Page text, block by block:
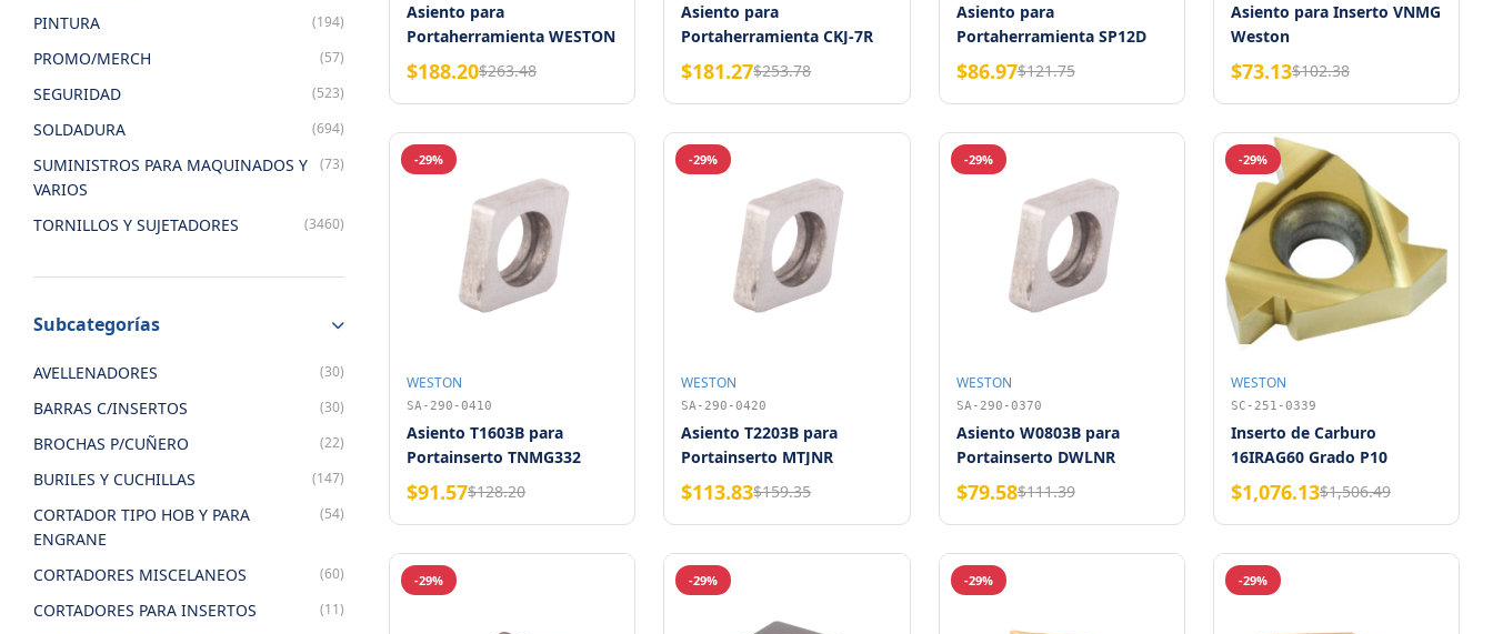
PINTURA (194)
PROMO/MERCH (57)
SEGURIDAD (523)
SOLDADURA (694)
SUMINISTROS PARA MAQUINADOS Y
VARIOS
(73)
TORNILLOS Y SUJETADORES (3460)
Subcategorías
AVELLENADORES (30)
BARRAS C/INSERTOS (30)
BROCHAS P/CUÑERO (22)
BURILES Y CUCHILLAS (147)
CORTADOR TIPO HOB Y PARA
ENGRANE
(54)
CORTADORES MISCELANEOS (60)
CORTADORES PARA INSERTOS (11)
Asiento para
Portaherramienta WESTON
C1904B
$188.20$263.48
Asiento para
Portaherramienta CKJ-7R
Weston
$181.27$253.78
Asiento para
Portaherramienta SP12D
Weston
$86.97$121.75
Asiento para Inserto VNMG
Weston
$73.13$102.38
-29%
WESTON
SA-290-0410
Asiento T1603B para
Portainserto TNMG332
Weston
$91.57$128.20
-29%
WESTON
SA-290-0420
Asiento T2203B para
Portainserto MTJNR
Weston
$113.83$159.35
-29%
WESTON
SA-290-0370
Asiento W0803B para
Portainserto DWLNR
Weston
$79.58$111.39
-29%
WESTON
SC-251-0339
Inserto de Carburo
16IRAG60 Grado P10
WESTON
$1,076.13$1,506.49
-29% -29% -29% -29%